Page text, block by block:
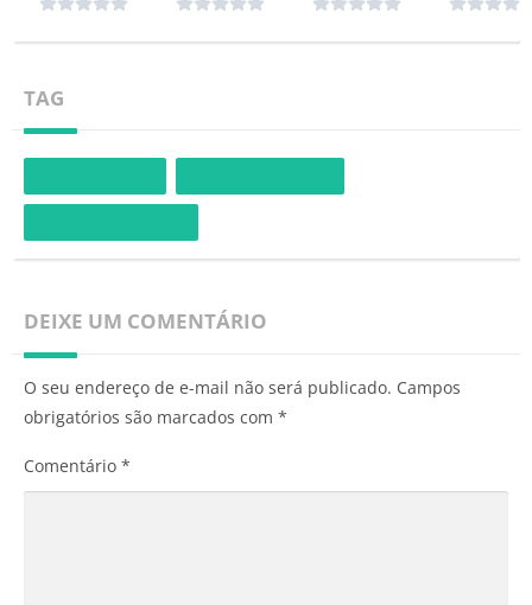
TAG
DEIXE UM COMENTÁRIO
O seu endereço de e-mail não será publicado. Campos
obrigatórios são marcados com *
Comentário *